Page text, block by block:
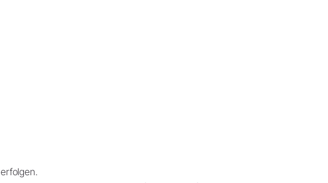
erfolgen.